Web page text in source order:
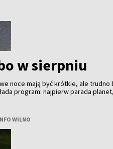
w sierpniu
noce mają być krótkie, ale trudno
program: najpierw parada
WILNO